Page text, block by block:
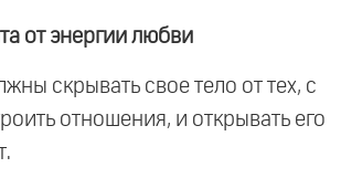
от энергии любви
скрывать свое тело от тех, с
отношения, и открывать его